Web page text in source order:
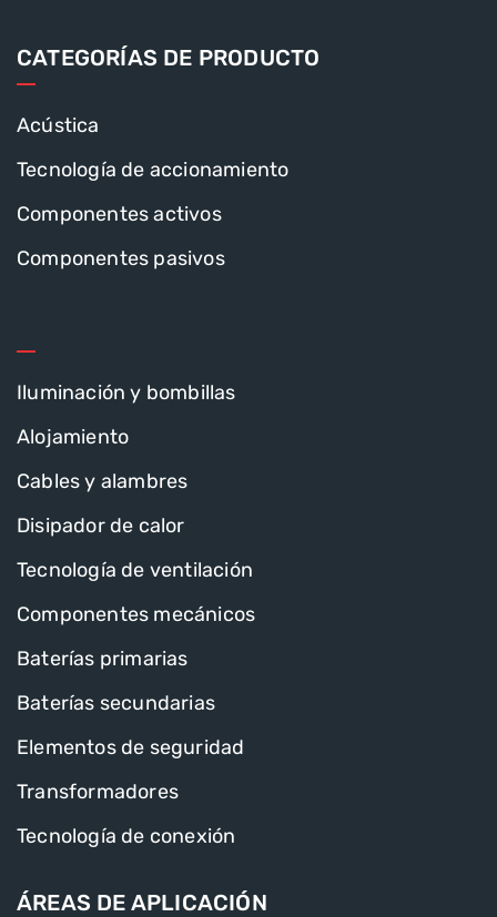
CATEGORÍAS DE PRODUCTO
Acústica
Tecnología de accionamiento
Componentes activos
Componentes pasivos
Iluminación y bombillas
Alojamiento
Cables y alambres
Disipador de calor
Tecnología de ventilación
Componentes mecánicos
Baterías primarias
Baterías secundarias
Elementos de seguridad
Transformadores
Tecnología de conexión
ÁREAS DE APLICACIÓN